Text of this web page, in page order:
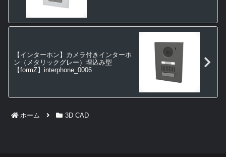
【インターホン】カメラ付きインターホ
ン（メタリックグレー）埋込み型
【formZ】interphone_0006
ホーム 3D CAD